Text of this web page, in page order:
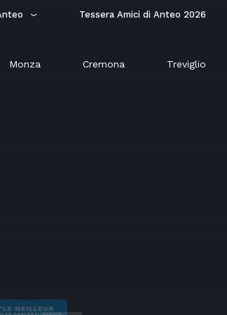
Tessera Amici di Anteo 2026
Monza Cremona Treviglio